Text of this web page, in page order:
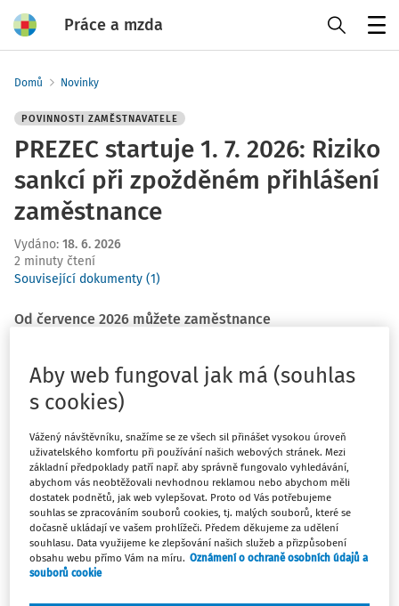
Práce a mzda
Domů Novinky
POVINNOSTI ZAMĚSTNAVATELE
PREZEC startuje 1. 7. 2026: Riziko
sankcí při zpožděném přihlášení
zaměstnance
Vydáno: 18. 6. 2026
2 minuty čtení
Související dokumenty (1)
Od července 2026 můžete zaměstnance
riskujete problémy při kontrole, pokud nemáte všechny
údaje včas.
Co se mění od července
Od 1. 7. 2026 startuje nový proces Předregistrace
zaměstnance (PREZEC), který umožní splnit oznamovací
povinnost ještě před nástupem do práce, i když nemáte
kompletní data. Systém bude dostupný už od 23. 6. 2026.
Proč to vůbec řešit?
Aby web fungoval jak má (souhlas
s cookies)
Vážený návštěvníku, snažíme se ze všech sil přinášet vysokou úroveň
uživatelského komfortu při používání našich webových stránek. Mezi
základní předpoklady patří např. aby správně fungovalo vyhledávání,
abychom vás neobtěžovali nevhodnou reklamou nebo abychom měli
dostatek podnětů, jak web vylepšovat. Proto od Vás potřebujeme
souhlas se zpracováním souborů cookies, tj. malých souborů, které se
dočasně ukládají ve vašem prohlížeči. Předem děkujeme za udělení
souhlasu. Data využijeme ke zlepšování našich služeb a přizpůsobení
obsahu webu přímo Vám na míru. Oznámení o ochraně osobních údajů a
souborů cookie